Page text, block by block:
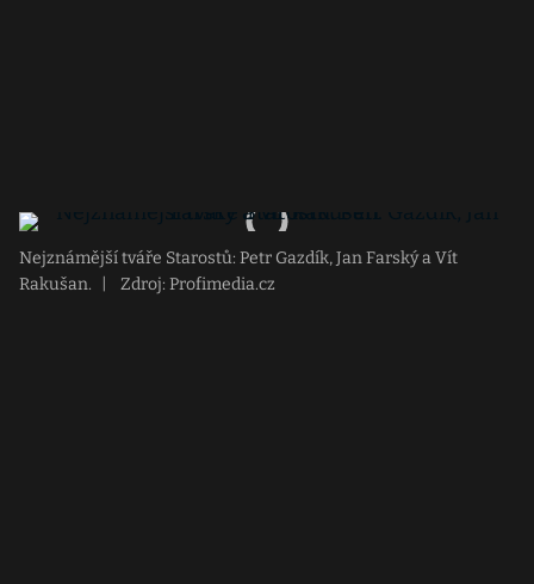
Nejznámější tváře Starostů: Petr Gazdík, Jan Farský a Vít
Rakušan.
Zdroj: Profimedia.cz